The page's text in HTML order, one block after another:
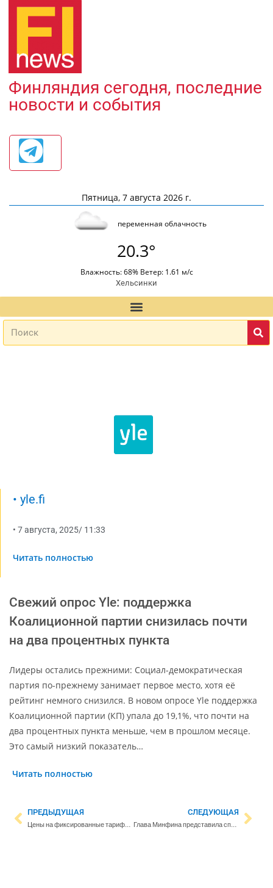
Финляндия сегодня, последние
новости и события
Пятница, 7 августа 2026 г.
переменная облачность
20.3°
Влажность: 68% Ветер: 1.61 м/с
Хельсинки
• yle.fi
• 7 августа, 2025/ 11:33
Читать полностью
Свежий опрос Yle: поддержка
Коалиционной партии снизилась почти
на два процентных пункта
Лидеры остались прежними: Социал-демократи­ческая
партия по-прежнему занимает первое место, хотя её
рейтинг немного снизился. В новом опросе Yle поддержка
Коалиционной партии (КП) упала до 19,1%, что почти на
два процентных пункта меньше, чем в прошлом месяце.
Это самый низкий показатель…
Читать полностью
ПРЕДЫДУЩАЯ
Цены на фиксированные тарифы на электроэнергию в Финляндии остаются стабильными
СЛЕДУЮЩАЯ
Глава Минфина представила список бюджетных сокращений на 900 миллионов евро – даже партнёры по правительству в шоке